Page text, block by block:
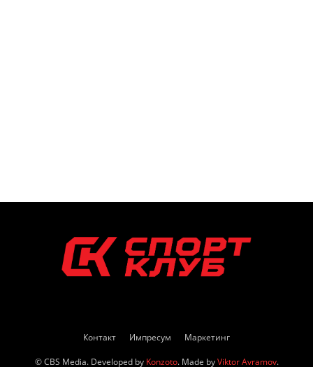
Контакт Импресум Маркетинг
© CBS Media. Developed by Konzoto. Made byViktor Avramov.